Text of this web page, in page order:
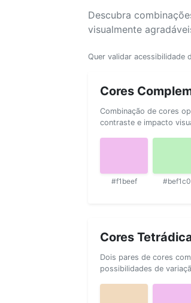
Descubra
visualmente
Quer validar acessibilidade
Cores
Combinação de cores
contraste e impacto
#f1beef #bef1c0
Cores
Dois pares de cores
possibilidades de